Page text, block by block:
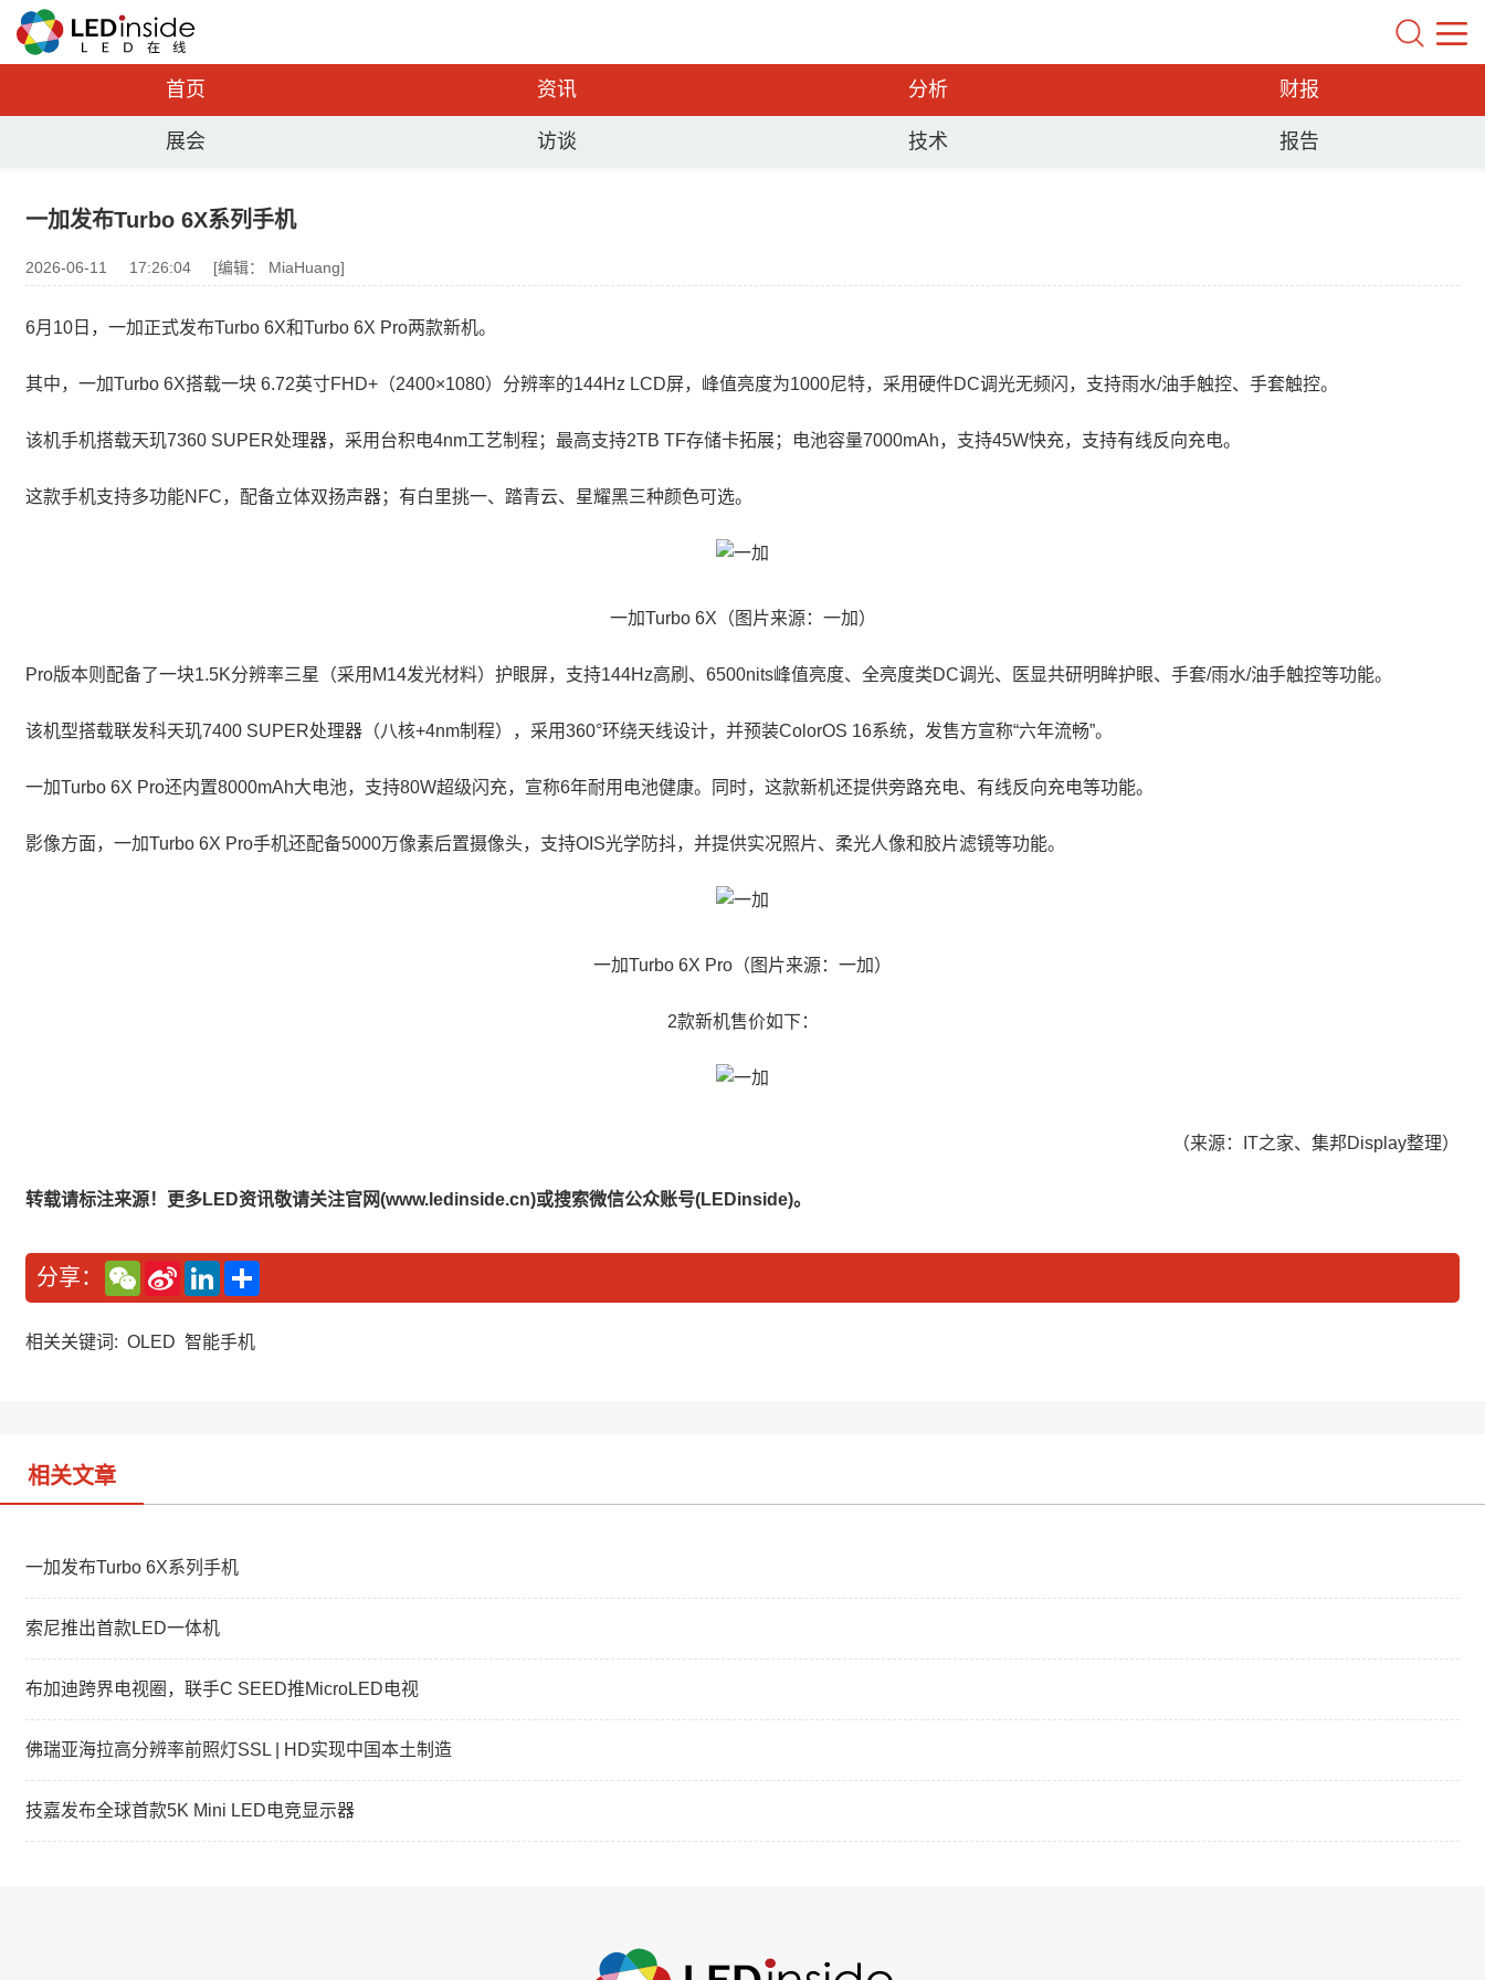
首页 资讯 分析 财报
展会 访谈 技术 报告
一加发布Turbo 6X系列手机
2026-06-11 17:26:04 [编辑： MiaHuang]
6月10日，一加正式发布Turbo 6X和Turbo 6X Pro两款新机。
其中，一加Turbo 6X搭载一块 6.72英寸FHD+（2400×1080）分辨率的144Hz LCD屏，峰值亮度为1000尼特，采用硬件DC调光无频闪，支持雨水/油手触控、手套触控。
该机手机搭载天玑7360 SUPER处理器，采用台积电4nm工艺制程；最高支持2TB TF存储卡拓展；电池容量7000mAh，支持45W快充，支持有线反向充电。
这款手机支持多功能NFC，配备立体双扬声器；有白里挑一、踏青云、星耀黑三种颜色可选。
一加Turbo 6X（图片来源：一加）
Pro版本则配备了一块1.5K分辨率三星（采用M14发光材料）护眼屏，支持144Hz高刷、6500nits峰值亮度、全亮度类DC调光、医显共研明眸护眼、手套/雨水/油手触控等功能。
该机型搭载联发科天玑7400 SUPER处理器（八核+4nm制程），采用360°环绕天线设计，并预装ColorOS 16系统，发售方宣称“六年流畅”。
一加Turbo 6X Pro还内置8000mAh大电池，支持80W超级闪充，宣称6年耐用电池健康。同时，这款新机还提供旁路充电、有线反向充电等功能。
影像方面，一加Turbo 6X Pro手机还配备5000万像素后置摄像头，支持OIS光学防抖，并提供实况照片、柔光人像和胶片滤镜等功能。
一加Turbo 6X Pro（图片来源：一加）
2款新机售价如下：
（来源：IT之家、集邦Display整理）
转载请标注来源！更多LED资讯敬请关注官网(www.ledinside.cn)或搜索微信公众账号(LEDinside)。
分享：
W
e
C
a
S
n
W
L
n
e
相关关键词: OLED 智能手机
相关文章
一加发布Turbo 6X系列手机
索尼推出首款LED一体机
布加迪跨界电视圈，联手C SEED推MicroLED电视
佛瑞亚海拉高分辨率前照灯SSL | HD实现中国本土制造
技嘉发布全球首款5K Mini LED电竞显示器